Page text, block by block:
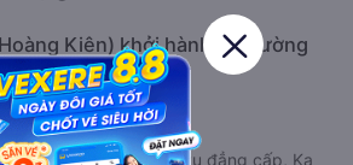
Kiên) khởi hành tại Đường
xe Móng Cái)
Long (Hoàng Kiên)
và chất lượng phục vụ đẳng cấp, Ka